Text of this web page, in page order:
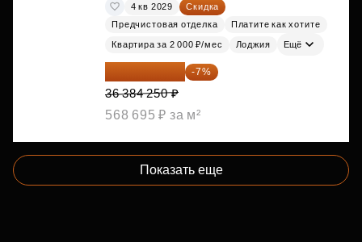
4 кв 2029
Скидка
Предчистовая отделка
Платите как хотите
Квартира за 2 000 ₽/мес Лоджия Ещё
33 837 353 ₽ -7%
36 384 250 ₽
568 695 ₽ за м²
Показать еще